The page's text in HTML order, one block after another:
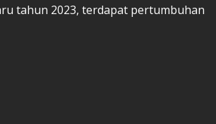
tahun 2023, terdapat pertumbuhan